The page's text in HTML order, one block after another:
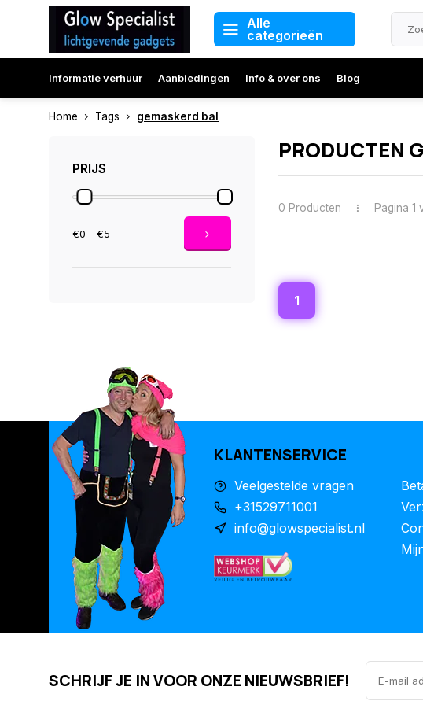
Alle
categorieën
Informatie verhuur Aanbiedingen Info & over ons Blog
Home Tags gemaskerd bal
PRIJS
€0 - €5
PRODUCTEN
0 Producten Pagina 1
1
KLANTENSERVICE
Veelgestelde vragen
+31529711001
info@glowspecialist.nl
SCHRIJF JE IN VOOR ONZE NIEUWSBRIEF!